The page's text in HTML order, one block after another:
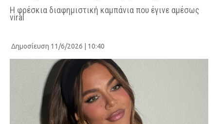
Viral
City Guide
Pop Culture
Agenda
Η φρέσκια διαφημιστική καμπάνια που έγινε αμέσως
viral
Δημοσίευση 11/6/2026 | 10:40